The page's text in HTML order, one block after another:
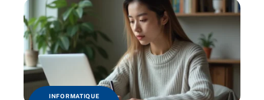
INFORMATIQUE